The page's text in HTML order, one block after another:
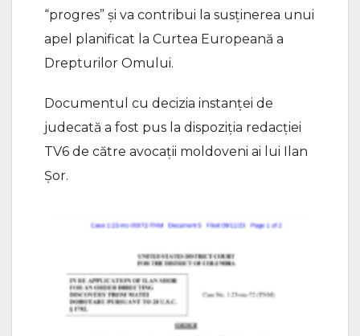
“progres” și va contribui la susținerea unui
apel planificat la Curtea Europeană a
Drepturilor Omului.
Documentul cu decizia instanței de
judecată a fost pus la dispoziția redacției
TV6 de către avocații moldoveni ai lui Ilan
Șor.